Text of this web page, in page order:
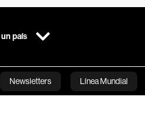
país
Newsletters Línea Mundial